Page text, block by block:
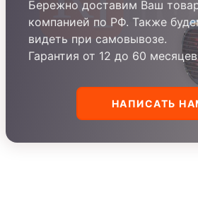
Бережно доставим Ваш
компанией по РФ. Также
видеть при самовывозе.
Гарантия от 12 до 60
НАПИСАТЬ